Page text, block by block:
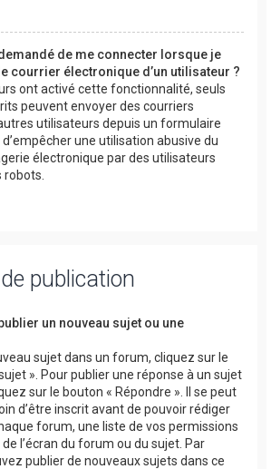
de me connecter lorsque je
courrier électronique d’un utilisateur ?
ont activé cette fonctionnalité, seuls
peuvent envoyer des courriers
utilisateurs depuis un formulaire
une utilisation abusive du
électronique par des utilisateurs
publication
un nouveau sujet ou une
sujet dans un forum, cliquez sur le
». Pour publier une réponse à un sujet
sur le bouton « Répondre ». Il se peut
d’être inscrit avant de pouvoir rédiger
forum, une liste de vos permissions
l’écran du forum ou du sujet. Par
publier de nouveaux sujets dans ce